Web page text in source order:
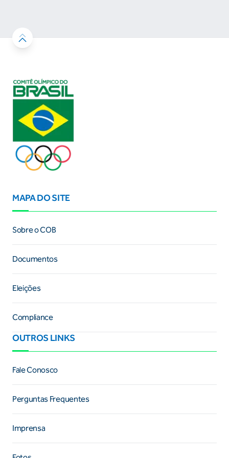
MAPA DO SITE
Sobre o COB
Documentos
Eleições
Compliance
OUTROS LINKS
Fale Conosco
Perguntas Frequentes
Imprensa